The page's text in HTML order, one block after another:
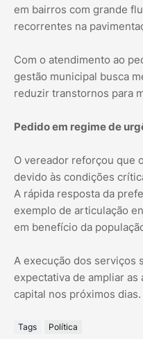
em bairros com grande
recorrentes na
Com o atendimento ao
gestão municipal busca
reduzir transtornos para
Pedido em regime de
O vereador reforçou que
devido às condições
A rápida resposta da
exemplo de articulação
em benefício da
A execução dos serviços
expectativa de ampliar
capital nos próximos dias.
Tags Política